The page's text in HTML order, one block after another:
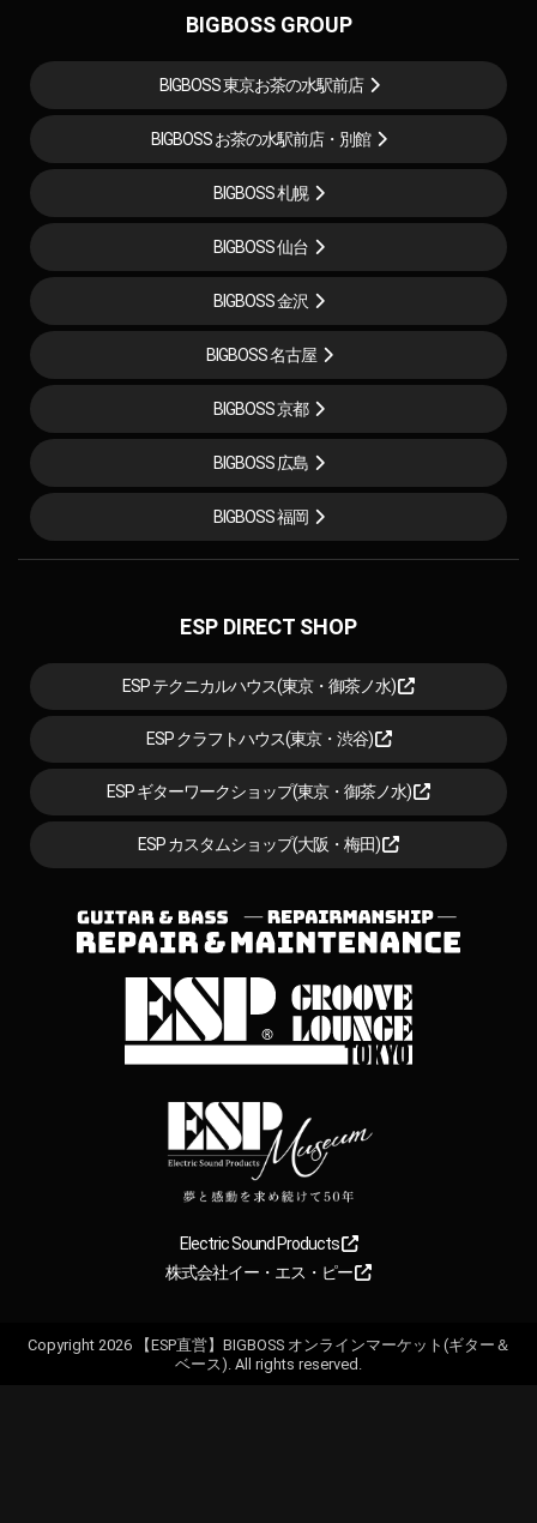
BIGBOSS GROUP
BIGBOSS 東京お茶の水駅前店
BIGBOSS お茶の水駅前店・別館
BIGBOSS 札幌
BIGBOSS 仙台
BIGBOSS 金沢
BIGBOSS 名古屋
BIGBOSS 京都
BIGBOSS 広島
BIGBOSS 福岡
ESP DIRECT SHOP
ESP テクニカルハウス(東京・御茶ノ水)
ESP クラフトハウス(東京・渋谷)
ESP ギターワークショップ(東京・御茶ノ水)
ESP カスタムショップ(大阪・梅田)
Electric Sound Products
株式会社イー・エス・ピー
Copyright 2026【ESP直営】BIGBOSS オンラインマーケット(ギター＆
ベース). All rights reserved.